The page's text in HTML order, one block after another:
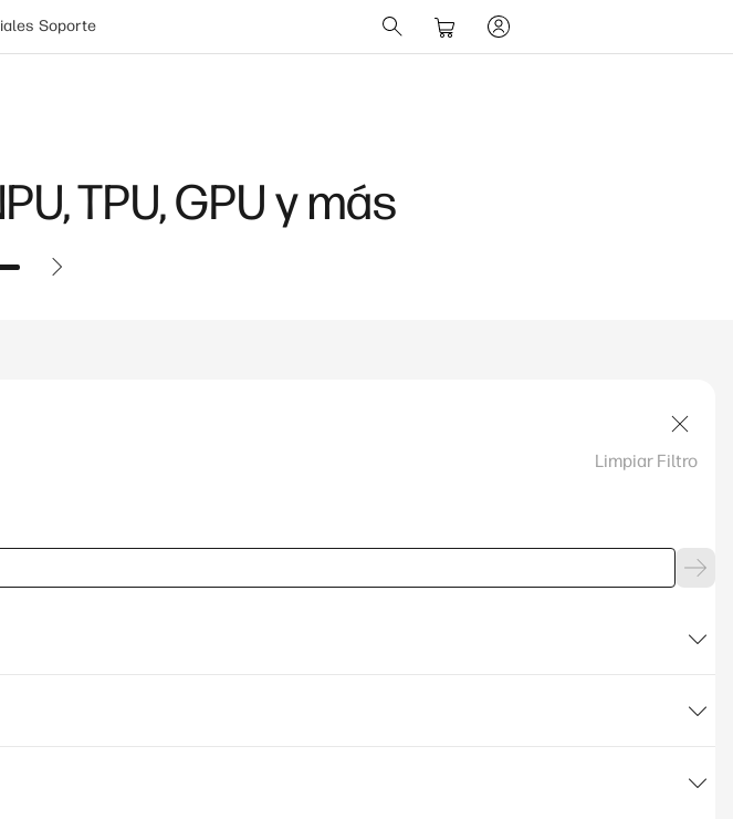
Soporte
TPU, GPU y más
Limpiar Filtro